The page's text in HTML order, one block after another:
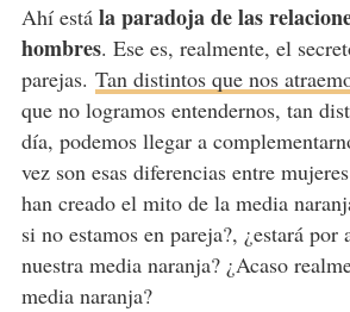
Ahí está la paradoja de las
hombres. Ese es, realmente, el
parejas. Tan distintos que nos
que no logramos entendernos, tan
día, podemos llegar a
vez son esas diferencias entre
han creado el mito de la media
si no estamos en pareja?, ¿estará
nuestra media naranja? ¿Acaso
media naranja?